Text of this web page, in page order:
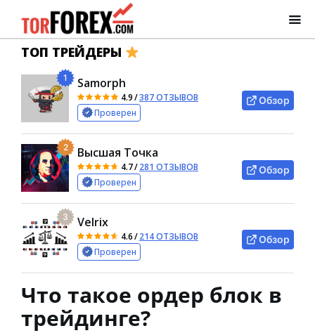
ТОП ТРЕЙДЕРЫ
1 Samorph
4.9/387 ОТЗЫВОВ
Проверен
Обзор
2 Высшая Точка
4.7/281 ОТЗЫВОВ
Проверен
Обзор
3 Velrix
4.6/214 ОТЗЫВОВ
Проверен
Обзор
Что такое ордер блок в
трейдинге?